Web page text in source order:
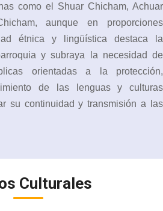
como el Shuar Chicham, Achuar
aunque en proporciones
étnica y lingüística destaca la
y subraya la necesidad de
orientadas a la protección,
de las lenguas y culturas
su continuidad y transmisión a las
Culturales